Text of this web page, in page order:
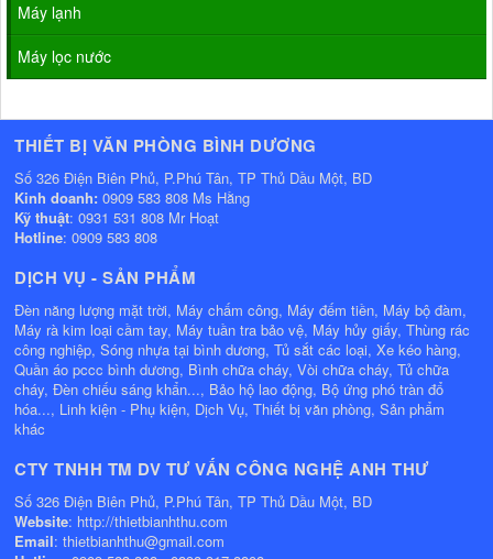
Máy lạnh
Máy lọc nước
THIẾT BỊ VĂN PHÒNG BÌNH DƯƠNG
Số 326 Điện Biên Phủ, P.Phú Tân, TP Thủ Dầu Một, BD
Kinh doanh: 0909 583 808 Ms Hằng
Kỹ thuật: 0931 531 808 Mr Hoạt
Hotline: 0909 583 808
DỊCH VỤ - SẢN PHẨM
Đèn năng lượng mặt trời, Máy chấm công, Máy đếm tiền, Máy bộ đàm,
Máy rà kim loại cầm tay, Máy tuần tra bảo vệ, Máy hủy giấy, Thùng rác
công nghiệp, Sóng nhựa tại bình dương, Tủ sắt các loại, Xe kéo hàng,
Quần áo pccc bình dương, Bình chữa cháy, Vòi chữa cháy, Tủ chữa
cháy, Đèn chiếu sáng khẩn..., Bảo hộ lao động, Bộ ứng phó tràn đổ
hóa..., Linh kiện - Phụ kiện, Dịch Vụ, Thiết bị văn phòng, Sản phẩm
khác
CTY TNHH TM DV TƯ VẤN CÔNG NGHỆ ANH THƯ
Số 326 Điện Biên Phủ, P.Phú Tân, TP Thủ Dầu Một, BD
Website: http://thietbianhthu.com
Email: thietbianhthu@gmail.com